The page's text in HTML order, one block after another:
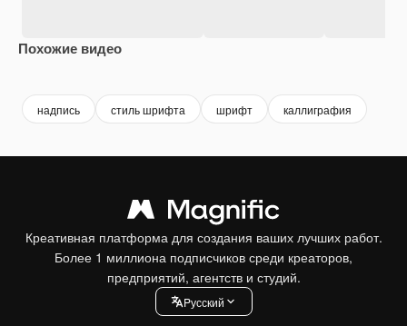
Похожие видео
надпись стиль шрифта шрифт каллиграфия
Креативная платформа для создания ваших лучших работ.
Более 1 миллиона подписчиков среди креаторов,
предприятий, агентств и студий.
Pусский